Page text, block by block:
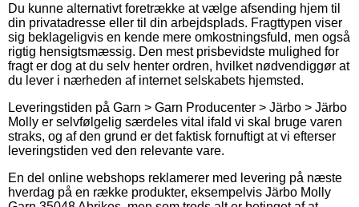
Du kunne alternativt foretrække at vælge afsending hjem til
din privatadresse eller til din arbejdsplads. Fragttypen viser
sig beklageligvis en kende mere omkostningsfuld, men også
rigtig hensigtsmæssig. Den mest prisbevidste mulighed for
fragt er dog at du selv henter ordren, hvilket nødvendiggør at
du lever i nærheden af internet selskabets hjemsted.
Leveringstiden på Garn > Garn Producenter > Järbo > Järbo
Molly er selvfølgelig særdeles vital ifald vi skal bruge varen
straks, og af den grund er det faktisk fornuftigt at vi efterser
leveringstiden ved den relevante vare.
En del online webshops reklamerer med levering på næste
hverdag på en række produkter, eksempelvis Järbo Molly